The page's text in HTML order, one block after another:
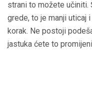
strani to možete
grede, to je manji uticaj
korak. Ne postoji
jastuka ćete to